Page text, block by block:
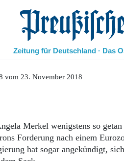
Preußische Allgemeine Zeitung
Zeitung für Deutschland · Das
vom 23. November 2018
Merkel wenigstens so
Forderung nach einem
hat sogar angekündigt,